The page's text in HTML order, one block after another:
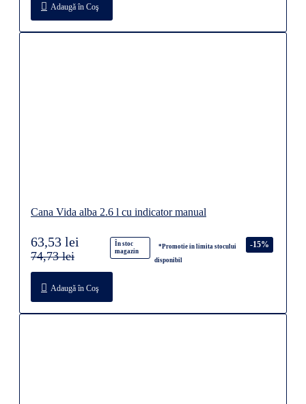
Adaugă în Coş
Cana Vida alba 2.6 l cu indicator manual
În stoc
magazin
*Promotie in limita stocului
disponibil
-15%
63,53 lei
74,73 lei
Adaugă în Coş